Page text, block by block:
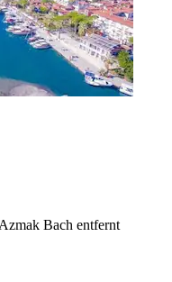
Bach entfernt